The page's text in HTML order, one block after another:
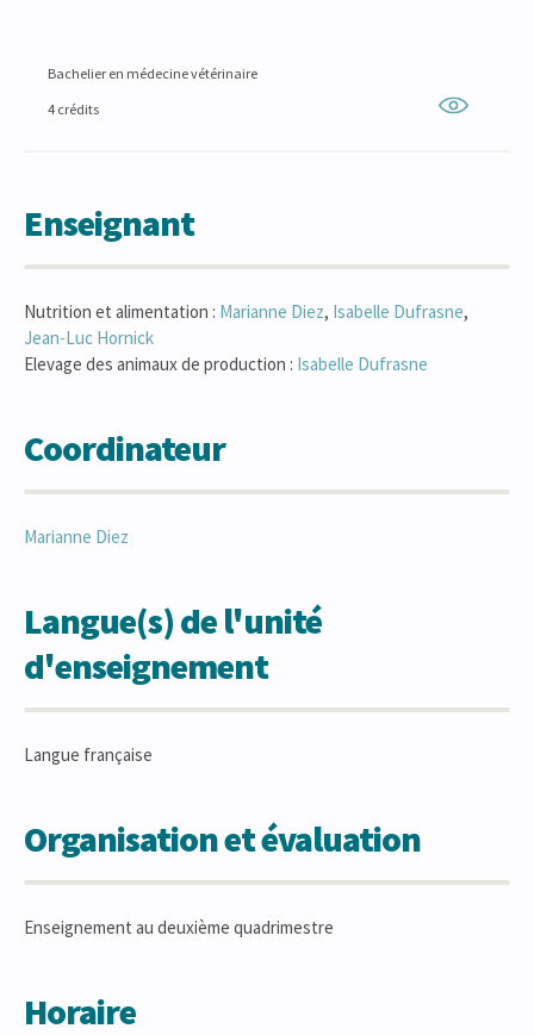
Bachelier en médecine vétérinaire
4 crédits
Enseignant
Nutrition et alimentation : Marianne Diez, Isabelle Dufrasne,
Jean-Luc Hornick
Elevage des animaux de production : Isabelle Dufrasne
Coordinateur
Marianne Diez
Langue(s) de l'unité
d'enseignement
Langue française
Organisation et évaluation
Enseignement au deuxième quadrimestre
Horaire